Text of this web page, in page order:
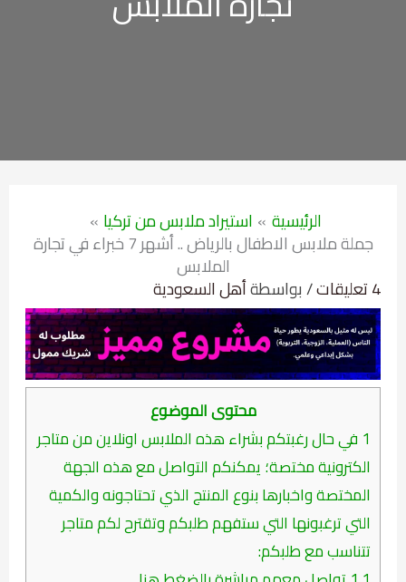
الرئيسية استيراد ملابس من تركيا
جملة ملابس الاطفال بالرياض .. أشهر 7 خبراء في تجارة
الملابس
4 تعليقات / بواسطةأهل السعودية
محتوى الموضوع
1 في حال رغبتكم بشراء هذه الملابس اونلاين من متاجر
الكترونية مختصة؛ يمكنكم التواصل مع هذه الجهة
المختصة واخبارها بنوع المنتج الذي تحتاجونه والكمية
التي ترغبونها التي ستفهم طلبكم وتقترح لكم متاجر
تتناسب مع طلبكم: